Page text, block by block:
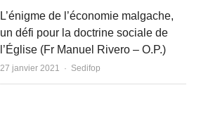
L’énigme de l’économie malgache,
un défi pour la doctrine sociale de
l’Église (Fr Manuel Rivero – O.P.)
27 janvier 2021 Author
Sedifop